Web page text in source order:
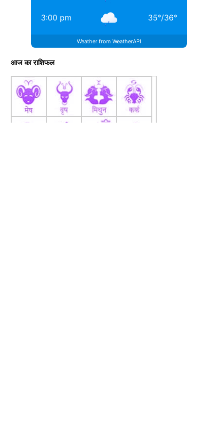
3:00 pm 35°/36°
Weather from WeatherAPI
आज का राशिफल